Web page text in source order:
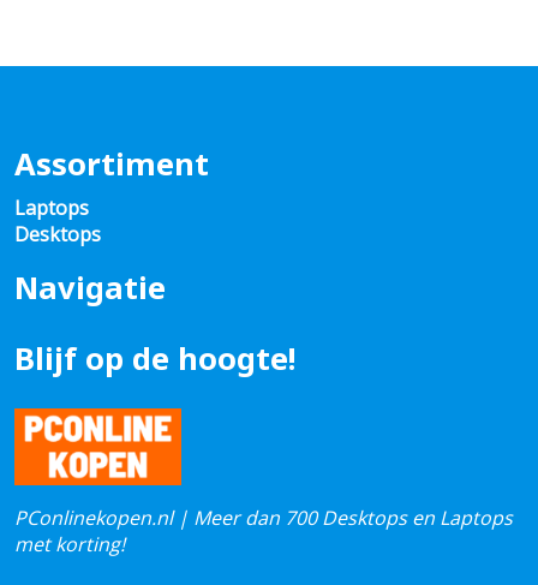
Assortiment
Laptops
Desktops
Navigatie
Blijf op de hoogte!
PConlinekopen.nl | Meer dan 700 Desktops en Laptops
met korting!